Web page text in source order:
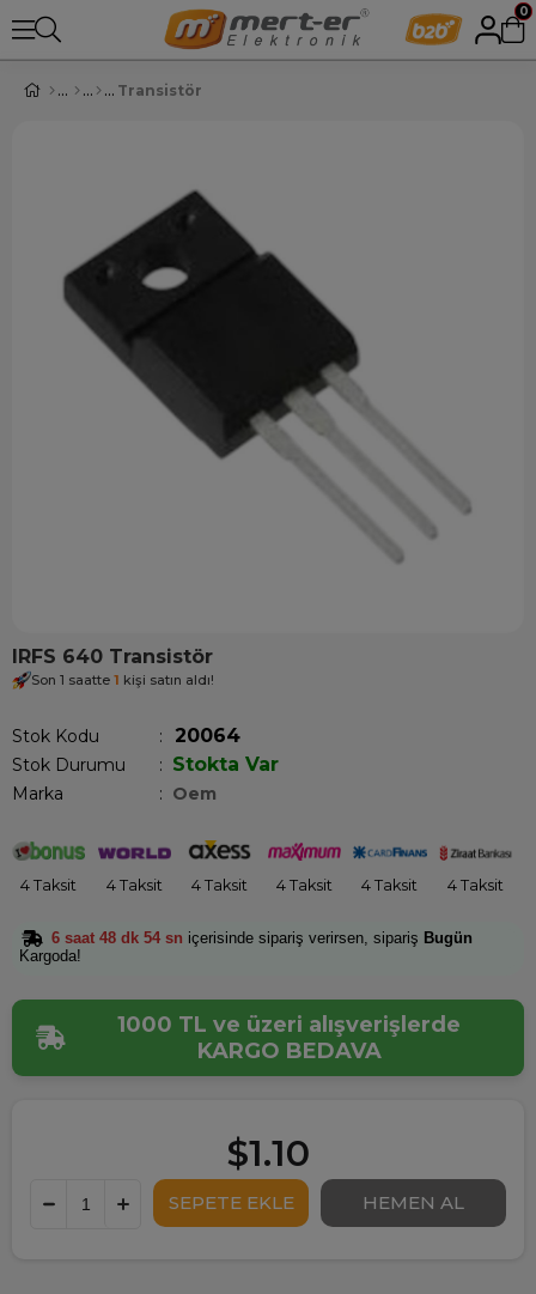
0
Transistör
IRFS 640 Transistör
Son 1 saatte 1 kişi satın aldı!
Stok Kodu 20064
Stok Durumu : Stokta Var
Marka : Oem
4 Taksit 4 Taksit 4 Taksit 4 Taksit 4 Taksit 4 Taksit
6 saat 48 dk 54 sn içerisinde sipariş verirsen, sipariş Bugün
Kargoda!
1000 TL ve üzeri alışverişlerde
KARGO BEDAVA
$1.10